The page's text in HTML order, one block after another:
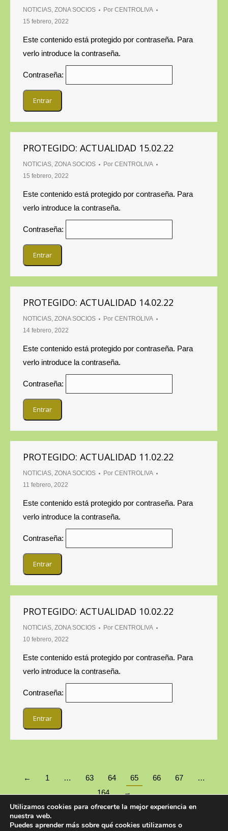
NOTICIAS, ZONA SOCIOS Por CENTROLIVA
15 febrero, 2022
Este contenido está protegido por contraseña. Para
verlo introduce la contraseña.
Contraseña:
PROTEGIDO: ACTUALIDAD 15.02.22
NOTICIAS, ZONA SOCIOS Por CENTROLIVA
15 febrero, 2022
Este contenido está protegido por contraseña. Para
verlo introduce la contraseña.
Contraseña:
PROTEGIDO: ACTUALIDAD 14.02.22
NOTICIAS, ZONA SOCIOS Por CENTROLIVA
14 febrero, 2022
Este contenido está protegido por contraseña. Para
verlo introduce la contraseña.
Contraseña:
PROTEGIDO: ACTUALIDAD 11.02.22
NOTICIAS, ZONA SOCIOS Por CENTROLIVA
11 febrero, 2022
Este contenido está protegido por contraseña. Para
verlo introduce la contraseña.
Contraseña:
PROTEGIDO: ACTUALIDAD 10.02.22
NOTICIAS, ZONA SOCIOS Por CENTROLIVA
10 febrero, 2022
Este contenido está protegido por contraseña. Para
verlo introduce la contraseña.
Contraseña:
← 1 … 63 64 65 66 67
…
164
→
Utilizamos cookies para ofrecerte la mejor experiencia en
nuestra web.
Puedes aprender más sobre qué cookies utilizamos o